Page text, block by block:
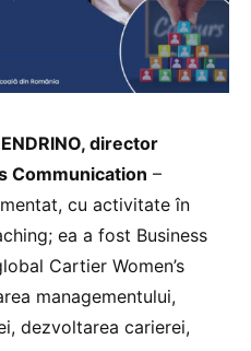
director
Communication –
cu activitate în
ea a fost Business
Cartier Women’s
managementului,
dezvoltarea carierei,